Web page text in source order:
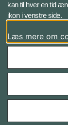
Bluesky
Styrelser og
kan til hver en tid
ikon i venstre side.
Læs mere om